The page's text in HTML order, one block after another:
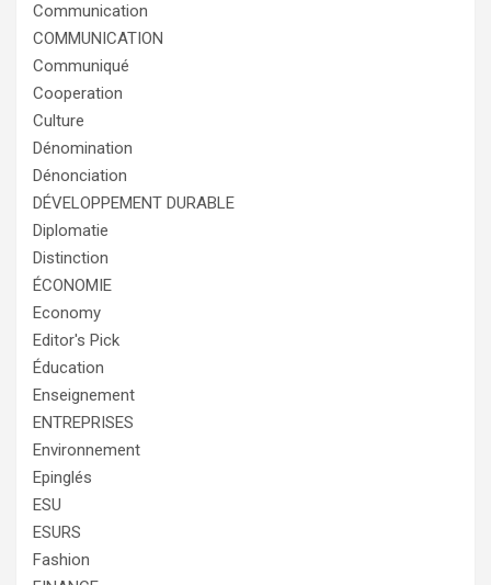
Communication
COMMUNICATION
Communiqué
Cooperation
Culture
Dénomination
Dénonciation
DÉVELOPPEMENT DURABLE
Diplomatie
Distinction
ÉCONOMIE
Economy
Editor's Pick
Éducation
Enseignement
ENTREPRISES
Environnement
Epinglés
ESU
ESURS
Fashion